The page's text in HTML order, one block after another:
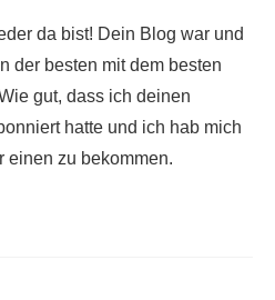
da bist! Dein Blog war und
der besten mit dem besten
gut, dass ich deinen
hatte und ich hab mich
einen zu bekommen.